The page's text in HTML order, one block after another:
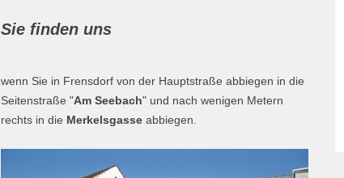
Sie finden uns
wenn Sie in Frensdorf von der Hauptstraße abbiegen in die
Seitenstraße "Am Seebach" und nach wenigen Metern
rechts in die Merkelsgasse abbiegen.